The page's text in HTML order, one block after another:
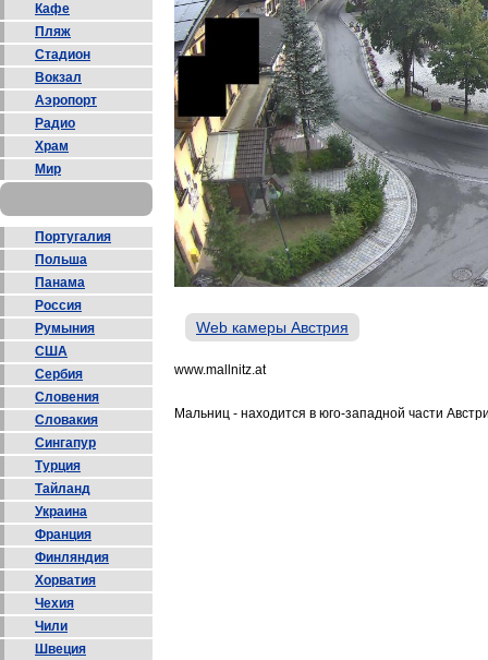
Кафе
Пляж
Стадион
Вокзал
Аэропорт
Радио
Храм
Мир
Португалия
Польша
Панама
Россия
Румыния
США
Сербия
Словения
Словакия
Сингапур
Турция
Тайланд
Украина
Франция
Финляндия
Хорватия
Чехия
Чили
Швеция
Web камеры Австрия
www.mallnitz.at
Мальниц - находится в юго-западной части